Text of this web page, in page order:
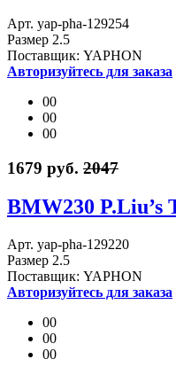
Арт. yap-pha-129254
Размер 2.5
Поставщик: YAPHON
Авторизуйтесь для заказа
00
00
00
1679 руб. 2047
BMW230 P.Liu’s
Арт. yap-pha-129220
Размер 2.5
Поставщик: YAPHON
Авторизуйтесь для заказа
00
00
00